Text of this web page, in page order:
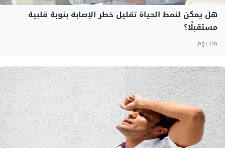
هل يمكن لنمط الحياة تقليل خطر الإصابة بنوبة قلبية
مستقبلًا؟
منذ يوم